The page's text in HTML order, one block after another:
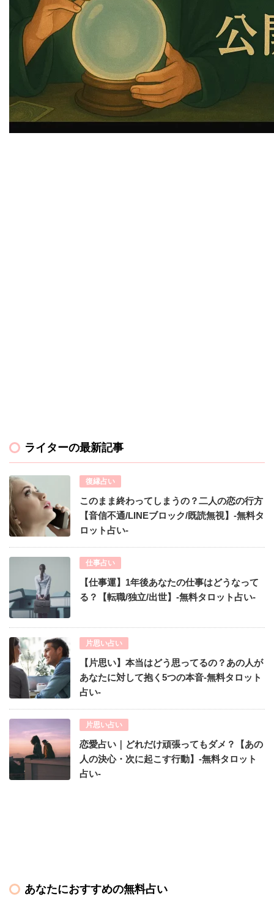
ライターの最新記事
復縁占い
このまま終わってしまうの？二人の恋の行方
【音信不通/LINEブロック/既読無視】-無料タ
ロット占い-
仕事占い
【仕事運】1年後あなたの仕事はどうなって
る？【転職/独立/出世】-無料タロット占い-
片思い占い
【片思い】本当はどう思ってるの？あの人が
あなたに対して抱く5つの本音-無料タロット
占い-
片思い占い
恋愛占い｜どれだけ頑張ってもダメ？【あの
人の決心・次に起こす行動】-無料タロット
占い-
あなたにおすすめの無料占い